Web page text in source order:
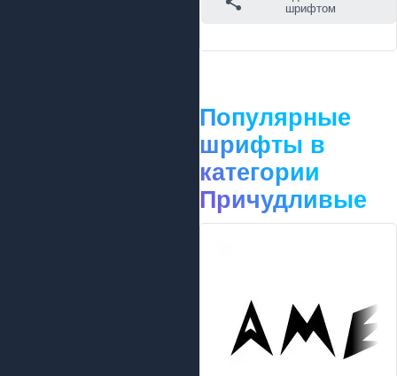
шрифтом
Популярные
шрифты в
категории
Причудливые